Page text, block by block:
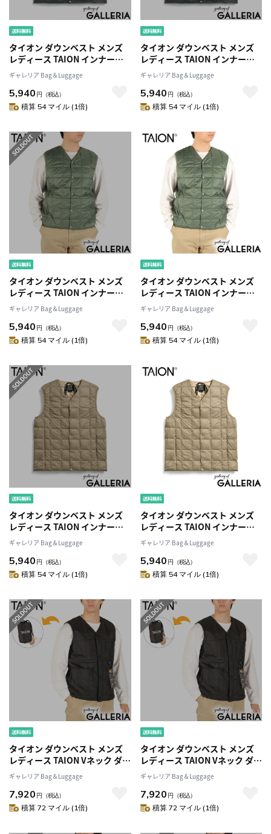
タイオン ダウンベスト メンズ
レディース TAION インナーダ
ウン Vネック ダウン ベスト 軽
量 防寒 洗える ボタン アウター
カジュアル BASIC LINE ベーシ
ック Vネックボタン インナーダ
ギャレリア Bag＆Luggage
5,940 円 （税込）
積算 54 マイル (1倍)
タイオン ダウンベスト メンズ
レディース TAION インナーダ
ウン Vネック ダウン ベスト 軽
量 防寒 洗える ボタン アウター
カジュアル BASIC LINE ベーシ
ック Vネックボタン インナーダ
ギャレリア Bag＆Luggage
5,940 円 （税込）
積算 54 マイル (1倍)
タイオン ダウンベスト メンズ
レディース TAION インナーダ
ウン Vネック ダウン ベスト 軽
量 防寒 洗える ボタン アウター
カジュアル BASIC LINE ベーシ
ック Vネックボタン インナーダ
ギャレリア Bag＆Luggage
5,940 円 （税込）
積算 54 マイル (1倍)
タイオン ダウンベスト メンズ
レディース TAION インナーダ
ウン Vネック ダウン ベスト 軽
量 防寒 洗える ボタン アウター
カジュアル BASIC LINE ベーシ
ック Vネックボタン インナーダ
ギャレリア Bag＆Luggage
5,940 円 （税込）
積算 54 マイル (1倍)
タイオン ダウンベスト メンズ
レディース TAION インナーダ
ウン Vネック ダウン ベスト 軽
量 防寒 洗える ボタン アウター
カジュアル BASIC LINE ベーシ
ック Vネックボタン インナーダ
ギャレリア Bag＆Luggage
5,940 円 （税込）
積算 54 マイル (1倍)
タイオン ダウンベスト メンズ
レディース TAION インナーダ
ウン Vネック ダウン ベスト 軽
量 防寒 洗える ボタン アウター
カジュアル BASIC LINE ベーシ
ック Vネックボタン インナーダ
ギャレリア Bag＆Luggage
5,940 円 （税込）
積算 54 マイル (1倍)
タイオン ダウンベスト メンズ
レディース TAION Vネック ダウ
ン ベスト 軽量 防寒 洗える ボタ
ン アウター カジュアル ブラン
ド おしゃれ WORK LINE ワーク
Vネックボタン ダウンベスト
ギャレリア Bag＆Luggage
7,920 円 （税込）
積算 72 マイル (1倍)
タイオン ダウンベスト メンズ
レディース TAION Vネック ダウ
ン ベスト 軽量 防寒 洗える ボタ
ン アウター カジュアル ブラン
ド おしゃれ WORK LINE ワーク
Vネックボタン ダウンベスト
ギャレリア Bag＆Luggage
7,920 円 （税込）
積算 72 マイル (1倍)